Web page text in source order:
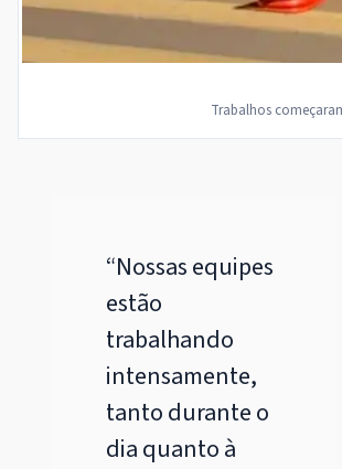
Trabalhos
“Nossas equipes
estão
trabalhando
intensamente,
tanto durante o
dia quanto à